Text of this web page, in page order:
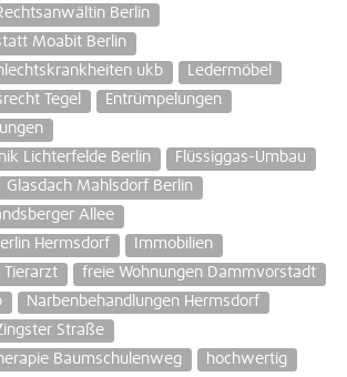
Berlin
Moabit Berlin
ukb
Ledermöbel
Tegel
Entrümpelungen
Lichterfelde Berlin
Flüssiggas-Umbau
Glasdach Mahlsdorf Berlin
Allee
Hermsdorf
Immobilien
Tierarzt
freie Wohnungen Dammvorstadt
Narbenbehandlungen Hermsdorf
Straße
Baumschulenweg
hochwertig